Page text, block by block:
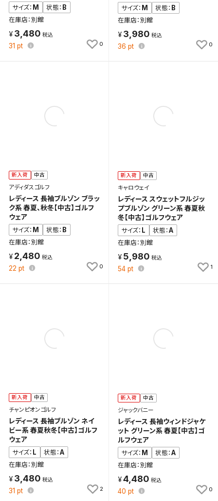
サイズ： M 状態： B
在庫店：別館
3,480
31 pt 0
サイズ： M 状態： B
在庫店：別館
3,980
36 pt 0
新入荷 中古
アディダスゴルフ
レディース 長袖ブルゾン ブラッ
ク系 春夏、秋冬【中古】ゴルフ
ウェア
サイズ： M 状態： B
在庫店：別館
2,480
22 pt 0
新入荷 中古
キャロウェイ
レディース スウェットフルジッ
プブルゾン グリーン系 春夏秋
冬【中古】ゴルフウェア
サイズ： L 状態：A
在庫店：別館
5,980
54 pt 1
新入荷 中古
チャンピオンゴルフ
レディース 長袖ブルゾン ネイ
ビー系 春夏秋冬【中古】ゴルフ
ウェア
サイズ： L 状態：A
在庫店：別館
3,480
31 pt 2
新入荷 中古
ジャックバニー
レディース 長袖ウィンドジャケ
ット グリーン系 春夏【中古】ゴ
ルフウェア
サイズ： M 状態：A
在庫店：別館
4,480
40 pt 0
検索条件
が入荷した際に、メール及びお客様のアカウント内の
「お知らせ」で通知します。
件一覧」から画面を表示し、条件を変更の上、保存し直
してください。
保存する
キャンセル
検索条件を保存